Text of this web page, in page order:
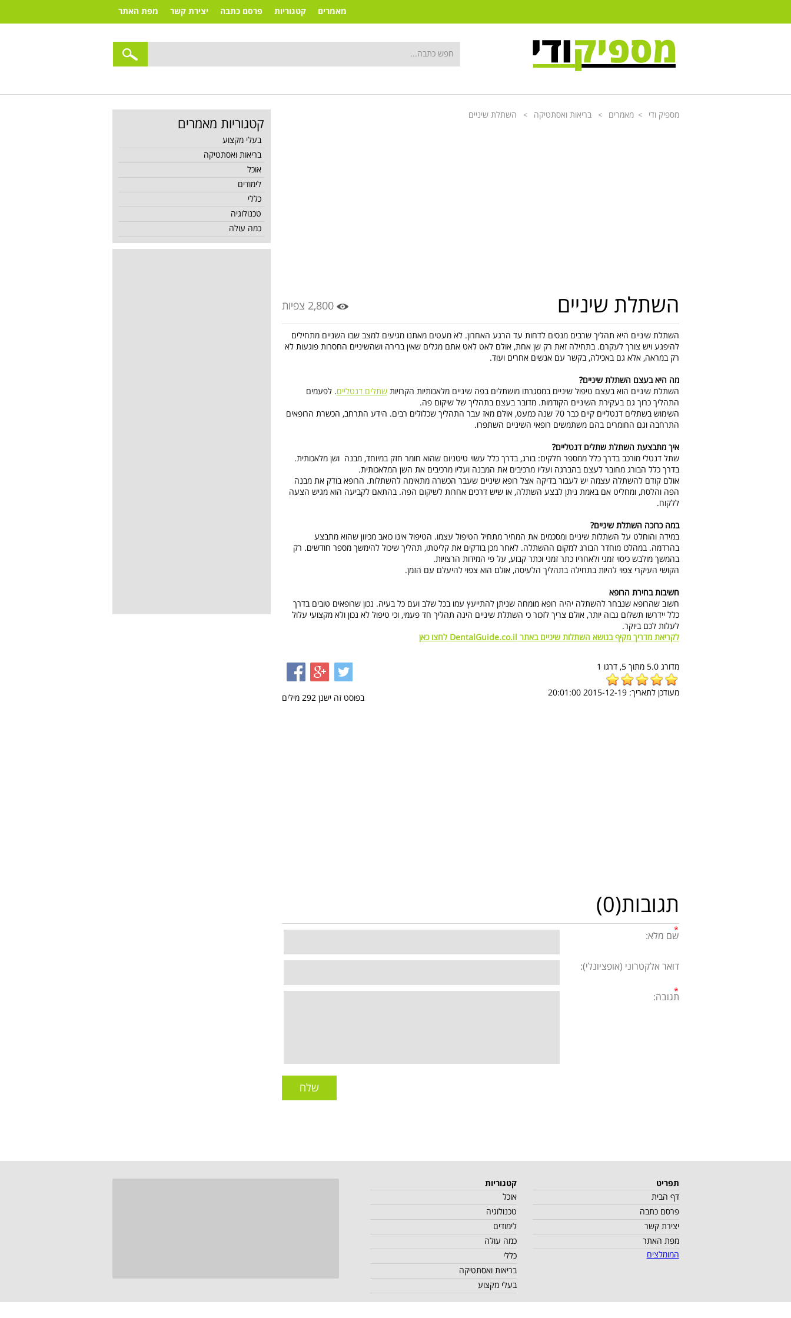
מאמרים קטגוריות פרסם כתבה יצירת קשר מפת האתר
מספיק ודי > מאמרים > בריאות ואסתטיקה > השתלת שיניים
השתלת שיניים 2,800 צפיות
השתלת שיניים היא תהליך שרבים מנסים לדחות עד הרגע האחרון. לא מעטים מאתנו מגיעים למצב שבו השניים מתחילים
להיפגע ויש צורך לעקרם. בתחילה זאת רק שן אחת, אולם לאט לאט אתם מגלים שאין ברירה ושהשיניים החסרות פוגעות לא
רק במראה, אלא גם באכילה, בקשר עם אנשים אחרים ועוד.
מה היא בעצם השתלת שיניים?
השתלת שיניים הוא בעצם טיפול שיניים במסגרתו מושתלים בפה שיניים מלאכותיות הקרויותשתלים דנטליים. לפעמים
התהליך כרוך גם בעקירת השיניים הקודמות. מדובר בעצם בתהליך של שיקום פה.
השימוש בשתלים דנטליים קיים כבר 70 שנה כמעט, אולם מאז עבר התהליך שכלולים רבים. הידע התרחב, הכשרת הרופאים
התרחבה וגם החומרים בהם משתמשים רופאי השיניים השתפרו.
איך מתבצעת השתלת שתלים דנטליים?
שתל דנטלי מורכב בדרך כלל ממספר חלקים: בורג, בדרך כלל עשוי טיטניום שהוא חומר חזק במיוחד, מבנה ושן מלאכותית.
בדרך כלל הבורג מחובר לעצם בהברגה ועליו מרכיבים את המבנה ועליו מרכיבים את השן המלאכותית.
אולם קודם להשתלה עצמה יש לעבור בדיקה אצל רופא שיניים שעבר הכשרה מתאימה להשתלות. הרופא בודק את מבנה
הפה והלסת, ומחליט אם באמת ניתן לבצע השתלה, או שיש דרכים אחרות לשיקום הפה. בהתאם לקביעה הוא מגיש הצעה
ללקוח.
במה כרוכה השתלת שיניים?
במידה והוחלט על השתלות שיניים ומסכמים את המחיר מתחיל הטיפול עצמו. הטיפול אינו כואב מכיוון שהוא מתבצע
בהרדמה. במהלכו מוחדר הבורג למקום ההשתלה. לאחר מכן בודקים את קליטתו, תהליך שיכול להימשך מספר חודשים. רק
בהמשך מולבש כיסוי זמני ולאחריו כתר זמני וכתר קבוע, על פי המידות הרצויות.
הקושי העיקרי צפוי להיות בתחילה בתהליך הלעיסה, אולם הוא צפוי להיעלם עם הזמן.
חשיבות בחירת הרופא
חשוב שהרופא שנבחר להשתלה יהיה רופא מומחה שניתן להתייעץ עמו בכל שלב ועם כל בעיה. נכון שרופאים טובים בדרך
כלל יידרשו תשלום גבוה יותר, אולם צריך לזכור כי השתלת שיניים הינה תהליך חד פעמי, וכי טיפול לא נכון ולא מקצועי עלול
לעלות לכם ביוקר.
לקריאת מדריך מקיף בנושא השתלות שיניים באתר DentalGuide.co.il לחצו כאן
מדורג5.0 מתוך5, דרגו 1
מעודכן לתאריך:2015-12-19 20:01:00
בפוסט זה ישנן 292מילים
תגובות(0)
שם מלא:
דואר אלקטרוני (אופציונלי):
תגובה:
שלח
קטגוריות מאמרים
בעלי מקצוע
בריאות ואסתטיקה
אוכל
לימודים
כללי
טכנולוגיה
כמה עולה
תפריט
דף הבית
פרסם כתבה
יצירת קשר
מפת האתר
המומלצים
קטגוריות
אוכל
טכנולוגיה
לימודים
כמה עולה
כללי
בריאות ואסתטיקה
בעלי מקצוע